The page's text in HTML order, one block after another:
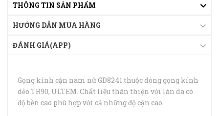
THÔNG TIN SẢN PHẨM
HƯỚNG DẪN MUA HÀNG
ĐÁNH GIÁ(APP)
Gọng kính cận nam nữ GD8241 thuộc dòng gọng kính
dẻo TR90, ULTEM. Chất liệu thân thiện với làn da có
độ bền cao phù hợp với cả những độ cận cao.